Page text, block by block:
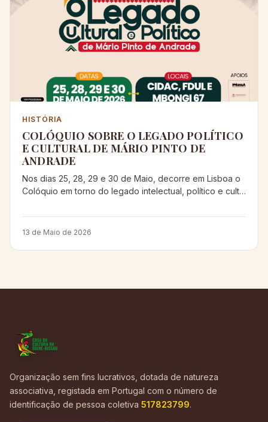
HISTÓRIA
COLÓQUIO SOBRE O LEGADO POLÍTICO
E CULTURAL DE MÁRIO PINTO DE
ANDRADE
Nos dias 25, 28, 29 e 30 de Maio, decorre em Lisboa o
Colóquio em torno do legado intelectual, político e cult…
13 de Maio de 2026
Organização sem fins lucrativos, dotada de natureza
associativa, registada em Portugal com o número de
identificação de pessoa coletiva 517823799.